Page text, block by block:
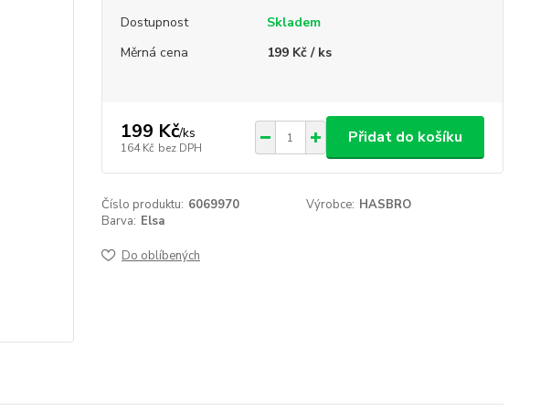
Dostupnost
Skladem
Měrná cena
199 Kč / ks
199 Kč/ks
164 Kč bez DPH
Přidat do košíku
Číslo produktu: 6069970 Výrobce: HASBRO
Barva: Elsa
Do oblíbených